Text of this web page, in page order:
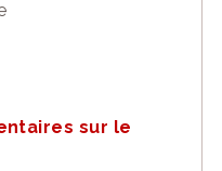
sur le